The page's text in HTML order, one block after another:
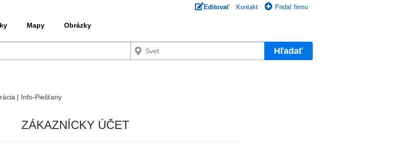
Editovať Kontakt Pridať firmu
Mapy Obrázky
Hľadať
| Info-Piešťany
ZÁKAZNÍCKY ÚČET